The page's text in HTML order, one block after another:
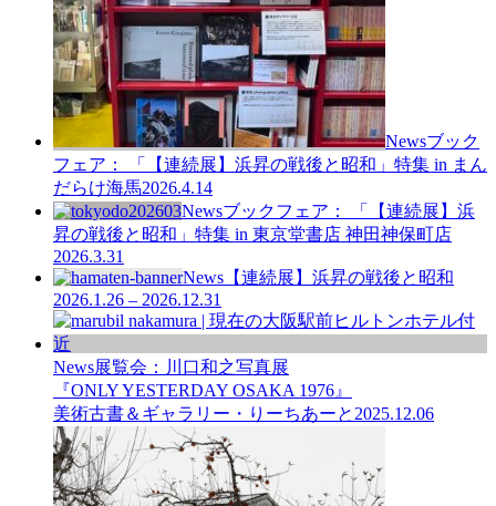
Newsブック
フェア： 「【連続展】浜昇の戦後と昭和」特集 in まん
だらけ海馬2026.4.14
Newsブックフェア： 「【連続展】浜
昇の戦後と昭和」特集 in 東京堂書店 神田神保町店
2026.3.31
News 【連続展】浜昇の戦後と昭和
2026.1.26 – 2026.12.31
News展覧会：川口和之写真展
『ONLY YESTERDAY OSAKA 1976』
美術古書＆ギャラリー・りーちあーと 2025.12.06